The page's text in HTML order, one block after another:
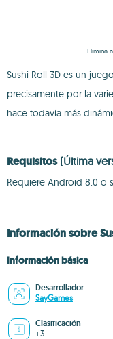
Elimina
Sushi Roll 3D es un
precisamente por la
hace todavía más
Requisitos (Última
Requiere Android 8.0 o
Información sobre
Información básica
Desarrollador
SayGames
Clasificación
+3